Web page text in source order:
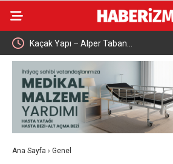
Kaçak Yapı – Alper Taban…
Ana Sayfa › Genel